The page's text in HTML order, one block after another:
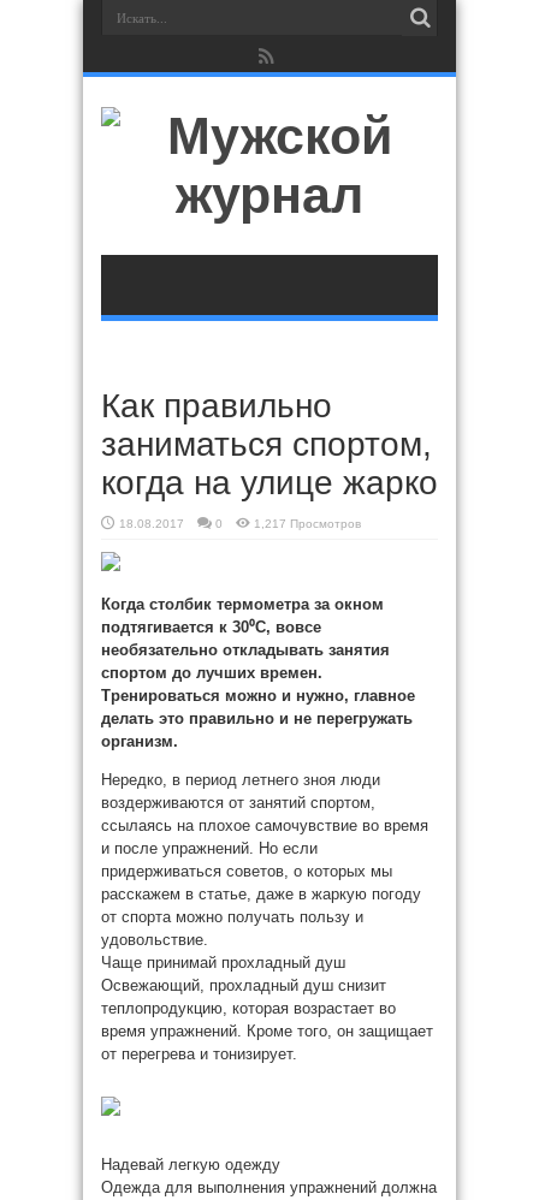
Как правильно
заниматься спортом,
когда на улице жарко
18.08.2017 0 1,217 Просмотров
Когда столбик термометра за окном
подтягивается к 30⁰С, вовсе
необязательно откладывать занятия
спортом до лучших времен.
Тренироваться можно и нужно, главное
делать это правильно и не перегружать
организм.
Нередко, в период летнего зноя люди
воздерживаются от занятий спортом,
ссылаясь на плохое самочувствие во время
и после упражнений. Но если
придерживаться советов, о которых мы
расскажем в статье, даже в жаркую погоду
от спорта можно получать пользу и
удовольствие.
Чаще принимай прохладный душ
Освежающий, прохладный душ снизит
теплопродукцию, которая возрастает во
время упражнений. Кроме того, он защищает
от перегрева и тонизирует.
Надевай легкую одежду
Одежда для выполнения упражнений должна